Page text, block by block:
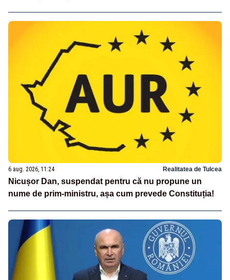
6 aug. 2026, 11:24 Realitatea de Tulcea
Nicușor Dan, suspendat pentru că nu propune un
nume de prim-ministru, așa cum prevede Constituția!